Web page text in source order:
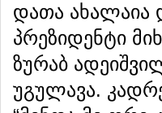
დათა ახალაია
პრეზიდენტი
ზურაბ
უგულავა.